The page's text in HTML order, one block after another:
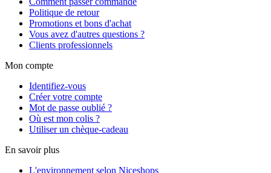
Politique de retour
Promotions et bons d'achat
Vous avez d'autres questions ?
Clients professionnels
Mon compte
Identifiez-vous
Créer votre compte
Mot de passe oublié ?
Où est mon colis ?
Utiliser un chèque-cadeau
En savoir plus
L'environnement selon Niceshops